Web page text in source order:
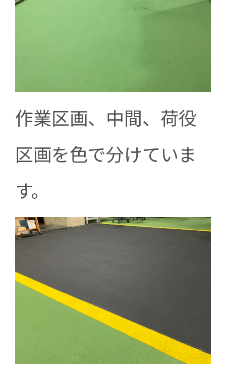
作業区画、中間、荷役
区画を色で分けていま
す。